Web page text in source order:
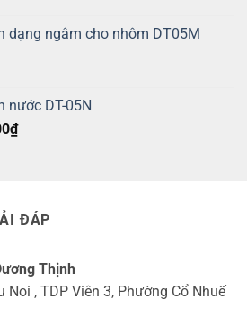
dạng ngâm cho nhôm DT05M
nước DT-05N
₫
ĐÁP
Thịnh
, TDP Viên 3, Phường Cổ Nhuế